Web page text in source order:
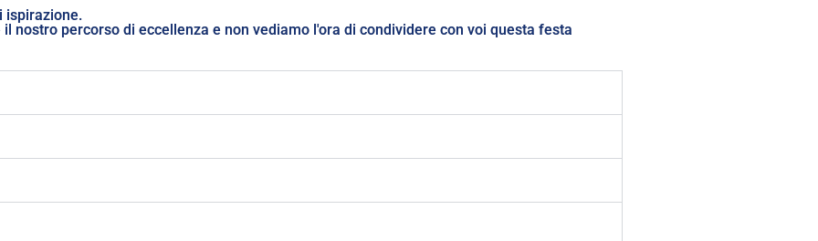
ispirazione.
nostro percorso di eccellenza e non vediamo l'ora di condividere con voi questa festa